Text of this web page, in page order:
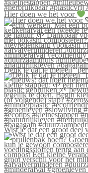
Hier doen we het voor
Denk je dat je meteen
Wist je dat een groot deel